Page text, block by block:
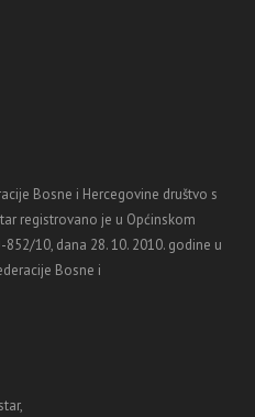
Bosne i Hercegovine društvo s
registrovano je u Općinskom
10, dana 28. 10. 2010. godine u
Bosne i